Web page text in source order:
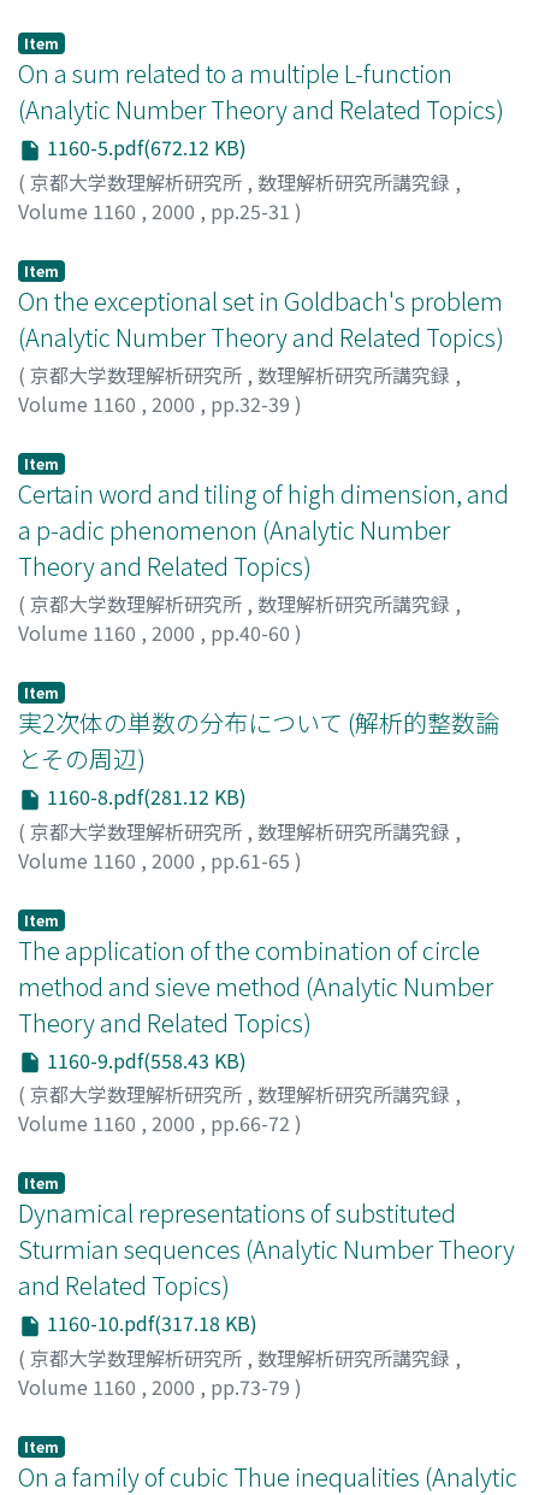
Item
On a sum related to a multiple L-function
(Analytic Number Theory and Related Topics)
1160-5.pdf(672.12 KB)
( 京都大学数理解析研究所 , 数理解析研究所講究録 ,
Volume 1160 , 2000 , pp.25-31 )
Item
On the exceptional set in Goldbach's problem
(Analytic Number Theory and Related Topics)
( 京都大学数理解析研究所 , 数理解析研究所講究録 ,
Volume 1160 , 2000 , pp.32-39 )
Item
Certain word and tiling of high dimension, and
a p-adic phenomenon (Analytic Number
Theory and Related Topics)
( 京都大学数理解析研究所 , 数理解析研究所講究録 ,
Volume 1160 , 2000 , pp.40-60 )
Item
実2次体の単数の分布について (解析的整数論
とその周辺)
1160-8.pdf(281.12 KB)
( 京都大学数理解析研究所 , 数理解析研究所講究録 ,
Volume 1160 , 2000 , pp.61-65 )
Item
The application of the combination of circle
method and sieve method (Analytic Number
Theory and Related Topics)
1160-9.pdf(558.43 KB)
( 京都大学数理解析研究所 , 数理解析研究所講究録 ,
Volume 1160 , 2000 , pp.66-72 )
Item
Dynamical representations of substituted
Sturmian sequences (Analytic Number Theory
and Related Topics)
1160-10.pdf(317.18 KB)
( 京都大学数理解析研究所 , 数理解析研究所講究録 ,
Volume 1160 , 2000 , pp.73-79 )
Item
On a family of cubic Thue inequalities (Analytic